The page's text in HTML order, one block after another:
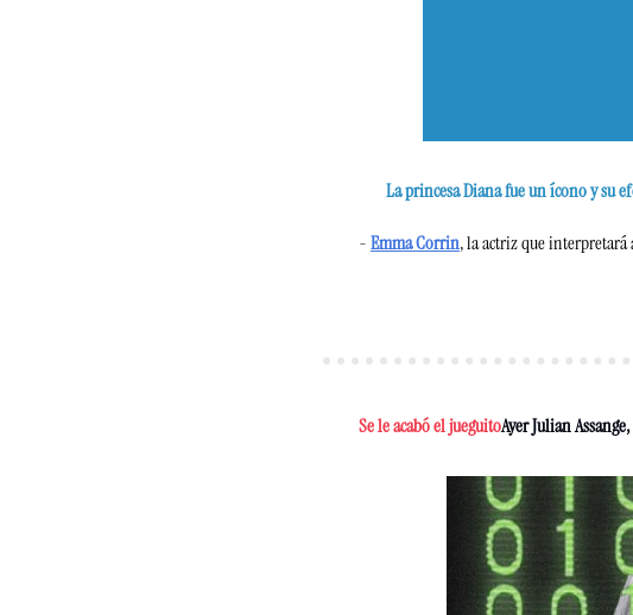
La princesa Diana fue un ícono y su
- Emma Corrin, la actriz que interpretará
Se le acabó el jueguitoAyer Julian